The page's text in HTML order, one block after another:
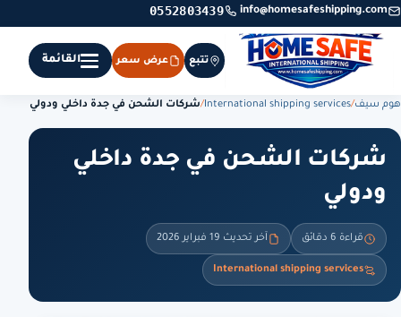
info@homesafeshipping.com
0552803439
تتبع عرض سعر القائمة
هوم سيف/
International shipping services
/شركات الشحن في جدة داخلي ودولي
شركات الشحن في جدة داخلي
ودولي
قراءة 6 دقائق آخر تحديث 19 فبراير 2026
International shipping services